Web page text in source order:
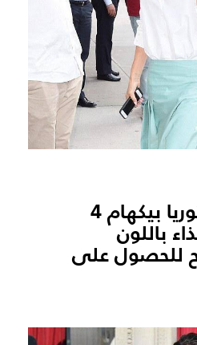
تعلمي من فيكتوريا بيكهام 4
باللون
للحصول على